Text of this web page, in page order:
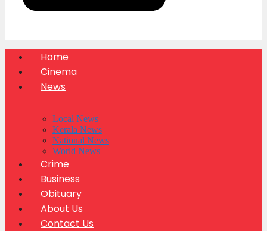
Home
Cinema
News
Local News
Kerala News
National News
World News
Crime
Business
Obituary
About Us
Contact Us